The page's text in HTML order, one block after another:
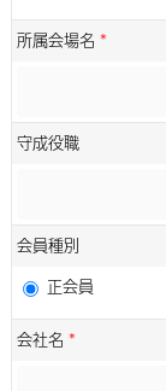
所属会場名*
守成役職
会員種別
正会員
会社名*